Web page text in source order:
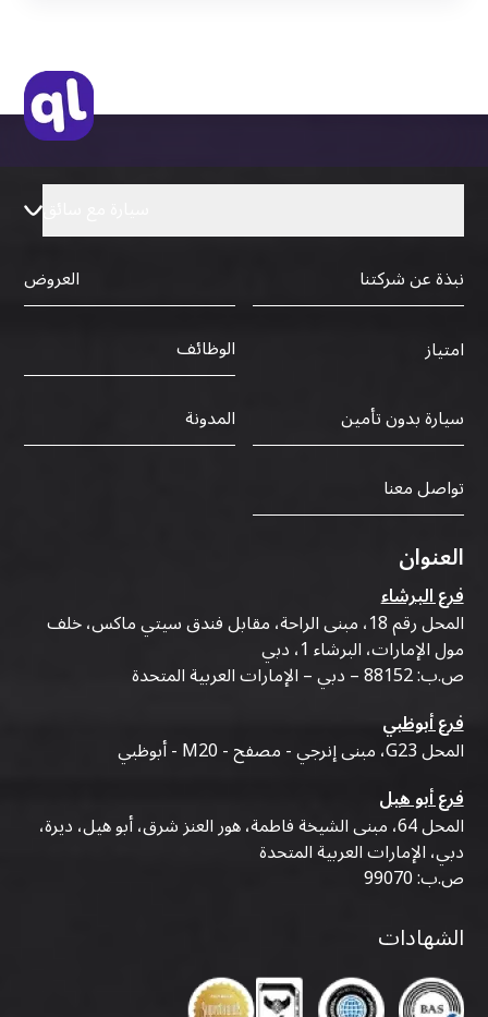
نبذة عن شركتنا
العروض
امتياز
الوظائف
سيارة بدون تأمين
المدونة
تواصل معنا
العنوان
فرع البرشاء
المحل رقم 18، مبنى الراحة، مقابل فندق سيتي ماكس، خلف
مول الإمارات، البرشاء 1، دبي
ص.ب: 88152 – دبي – الإمارات العربية المتحدة
فرع أبوظبي
المحل G23، مبنى إنرجي - مصفح - M20 - أبوظبي
فرع أبو هيل
المحل 64، مبنى الشيخة فاطمة، هور العنز شرق، أبو هيل، ديرة،
دبي، الإمارات العربية المتحدة
ص.ب: 99070
الشهادات